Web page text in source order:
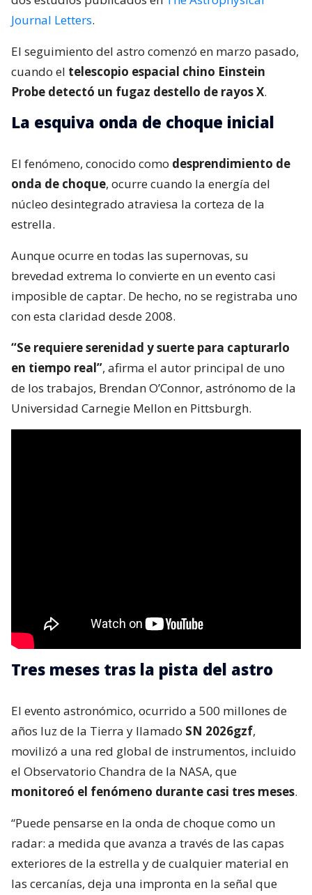
Journal Letters.
El seguimiento del astro comenzó en marzo pasado,
cuando el telescopio espacial chino Einstein
Probe detectó un fugaz destello de rayos X.
La esquiva onda de choque inicial
El fenómeno, conocido como desprendimiento de
onda de choque, ocurre cuando la energía del
núcleo desintegrado atraviesa la corteza de la
estrella.
Aunque ocurre en todas las supernovas, su
brevedad extrema lo convierte en un evento casi
imposible de captar. De hecho, no se registraba uno
con esta claridad desde 2008.
“Se requiere serenidad y suerte para capturarlo
en tiempo real”, afirma el autor principal de uno
de los trabajos, Brendan O’Connor, astrónomo de la
Universidad Carnegie Mellon en Pittsburgh.
Tres meses tras la pista del astro
El evento astronómico, ocurrido a 500 millones de
años luz de la Tierra y llamado SN 2026gzf,
movilizó a una red global de instrumentos, incluido
el Observatorio Chandra de la NASA, que
monitoreó el fenómeno durante casi tres meses.
“Puede pensarse en la onda de choque como un
radar: a medida que avanza a través de las capas
exteriores de la estrella y de cualquier material en
las cercanías, deja una impronta en la señal que